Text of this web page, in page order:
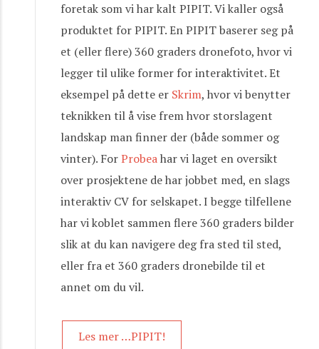
foretak som vi har kalt PIPIT. Vi kaller også
produktet for PIPIT. En PIPIT baserer seg på
et (eller flere) 360 graders dronefoto, hvor vi
legger til ulike former for interaktivitet. Et
eksempel på dette er Skrim, hvor vi benytter
teknikken til å vise frem hvor storslagent
landskap man finner der (både sommer og
vinter). ForProbeahar vi laget en oversikt
over prosjektene de har jobbet med, en slags
interaktiv CV for selskapet. I begge tilfellene
har vi koblet sammen flere 360 graders bilder
slik at du kan navigere deg fra sted til sted,
eller fra et 360 graders dronebilde til et
annet om du vil.
Les mer …PIPIT!